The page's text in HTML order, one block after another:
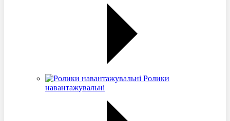
Ролики
навантажувальні